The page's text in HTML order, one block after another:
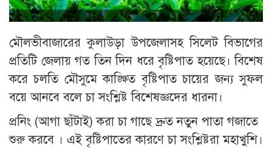
মৌলভীবাজারের কুলাউড়া উপজেলাসহ সিলেট বিভাগের
প্রতিটি জেলায় গত তিন দিন ধরে বৃষ্টিপাত হয়েছে। বিশেষ
করে চলতি মৌসুমে কাঙ্ক্ষিত বৃষ্টিপাত চায়ের জন্য সুফল
বয়ে আনবে বলে চা সংশ্লিষ্ট বিশেষজ্ঞদের ধারনা।
প্রনিং (আগা ছাঁটাই) করা চা গাছে দ্রুত নতুন পাতা গজাতে
শুরু করবে । এই বৃষ্টিপাতের কারণে চা সংশ্লিষ্টরা মহাখুশি।